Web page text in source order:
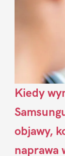
Kiedy
objawy,
naprawa